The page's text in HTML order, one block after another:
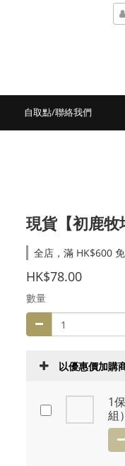
自取點/聯絡我們
現貨【初鹿
全店，滿 HK$600
HK$78.00
數量
以優惠價加購
1
組）